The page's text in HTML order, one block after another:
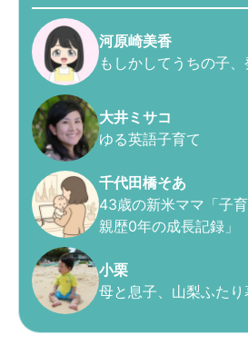
河原崎美香
もしかしてうちの子
大井ミサコ
ゆる英語子育て
千代田橋そあ
43歳の新米ママ「子
親歴0年の成長記録」
小栗
母と息子、山梨ふたり